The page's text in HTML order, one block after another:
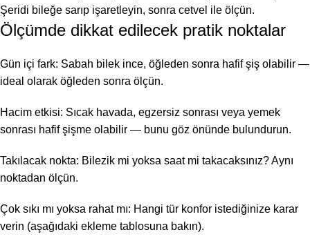
Şeridi bileğe sarıp işaretleyin, sonra cetvel ile ölçün.
Ölçümde dikkat edilecek pratik noktalar
Gün içi fark: Sabah bilek ince, öğleden sonra hafif şiş olabilir —
ideal olarak öğleden sonra ölçün.
Hacim etkisi: Sıcak havada, egzersiz sonrası veya yemek
sonrası hafif şişme olabilir — bunu göz önünde bulundurun.
Takılacak nokta: Bilezik mi yoksa saat mi takacaksınız? Aynı
noktadan ölçün.
Çok sıkı mı yoksa rahat mı: Hangi tür konfor istediğinize karar
verin (aşağıdaki ekleme tablosuna bakın).